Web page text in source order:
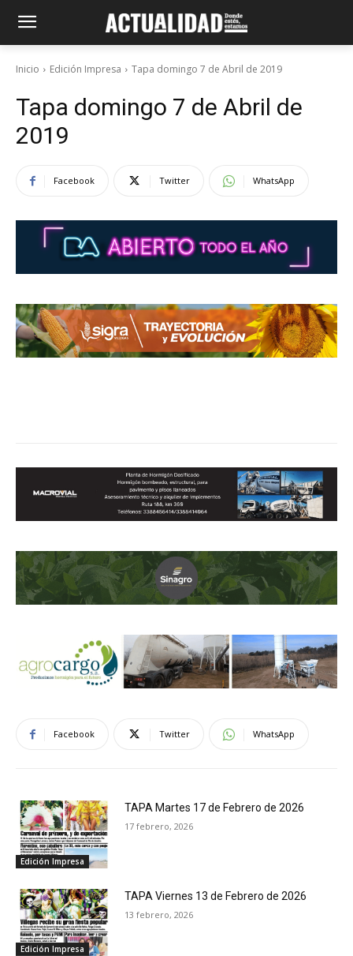
Inicio Edición Impresa Tapa domingo 7 de Abril de 2019
Tapa domingo 7 de Abril de
2019
Facebook Twitter WhatsApp
Facebook Twitter WhatsApp
Edición Impresa
TAPA Martes 17 de Febrero de 2026
17 febrero, 2026
Edición Impresa
TAPA Viernes 13 de Febrero de 2026
13 febrero, 2026